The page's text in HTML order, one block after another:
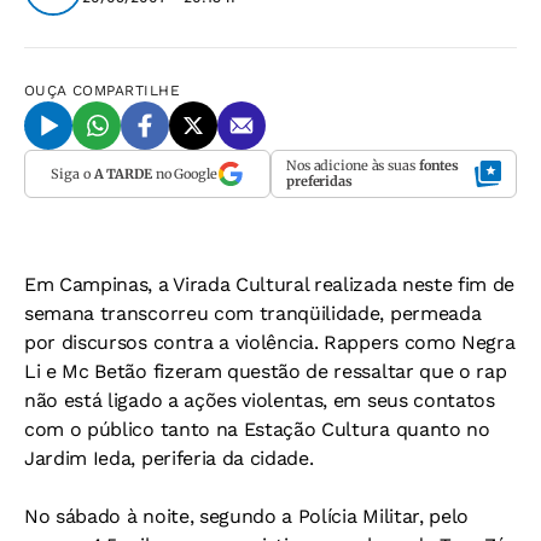
OUÇA COMPARTILHE
Siga o A TARDEno Google Nos adicione às suas fontes
preferidas
Em Campinas, a Virada Cultural realizada neste fim de
semana transcorreu com tranqüilidade, permeada
por discursos contra a violência. Rappers como Negra
Li e Mc Betão fizeram questão de ressaltar que o rap
não está ligado a ações violentas, em seus contatos
com o público tanto na Estação Cultura quanto no
Jardim Ieda, periferia da cidade.
No sábado à noite, segundo a Polícia Militar, pelo